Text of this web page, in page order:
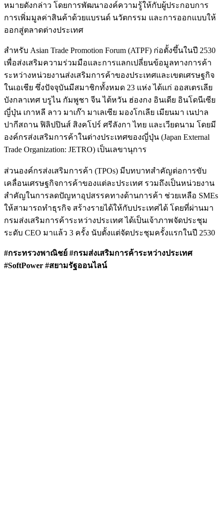
หมายดังกล่าว โดยการพัฒนาองค์ความรู้ให้กับผู้ประกอบการ
การเพิ่มมูลค่าสินค้าด้วยแบรนด์ นวัตกรรม และการออกแบบให้
ออกสู่ตลาดต่างประเทศ
สำหรับ Asian Trade Promotion Forum (ATPF) ก่อตั้งขึ้นในปี 2530
เพื่อส่งเสริมความร่วมมือและการแลกเปลี่ยนข้อมูลทางการค้า
ระหว่างหน่วยงานส่งเสริมการค้าของประเทศและเขตเศรษฐกิจ
ในเอเชีย ซึ่งปัจจุบันมีสมาชิกทั้งหมด 23 แห่ง ได้แก่ ออสเตรเลีย
บังกลาเทศ บรูไน กัมพูชา จีน ไต้หวัน ฮ่องกง อินเดีย อินโดนีเซีย
ญี่ปุ่น เกาหลี ลาว มาเก๊า มาเลเซีย มองโกเลีย เมียนมา เนปาล
ปากีสถาน ฟิลิปปินส์ สิงคโปร์ ศรีลังกา ไทย และเวียดนาม โดยมี
องค์กรส่งเสริมการค้าในต่างประเทศของญี่ปุ่น (Japan External
Trade Organization: JETRO) เป็นเลขานุการ
ส่วนองค์กรส่งเสริมการค้า (TPOs) มีบทบาทสำคัญต่อการขับ
เคลื่อนเศรษฐกิจการค้าของแต่ละประเทศ รวมถึงเป็นหน่วยงาน
สำคัญในการลดปัญหาอุปสรรคทางด้านการค้า ช่วยเหลือ SMEs
ให้สามารถทำธุรกิจ สร้างรายได้ให้กับประเทศได้ โดยที่ผ่านมา
กรมส่งเสริมการค้าระหว่างประเทศ ได้เป็นเจ้าภาพจัดประชุม
ระดับ CEO มาแล้ว 3 ครั้ง นับตั้งแต่จัดประชุมครั้งแรกในปี 2530
#กระทรวงพาณิชย์ #กรมส่งเสริมการค้าระหว่างประเทศ
#SoftPower #สยามรัฐออนไลน์